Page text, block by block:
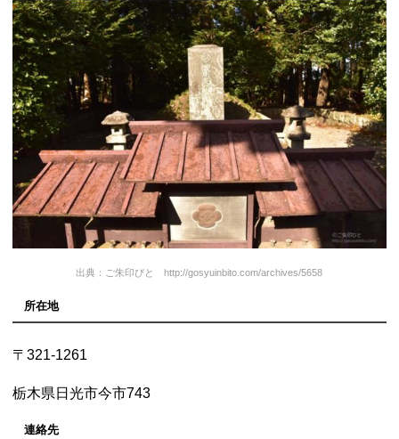
出典：ご朱印びと http://gosyuinbito.com/archives/5658
所在地
〒321-1261
栃木県日光市今市743
連絡先